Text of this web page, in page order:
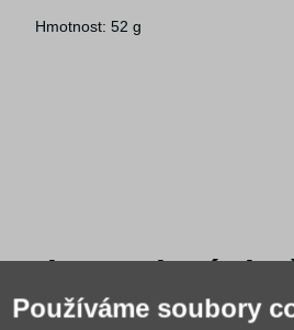
Hmotnost: 52 g
Alternativní
Používáme soubory